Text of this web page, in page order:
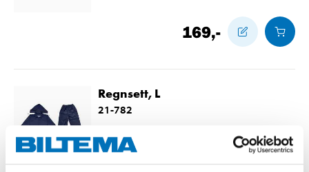
169,-
Regnsett, L
21-782